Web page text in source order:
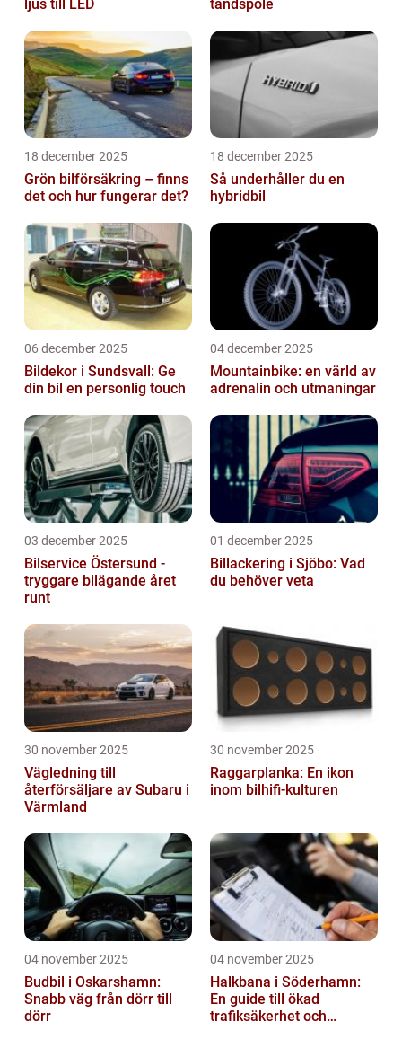
ljus till LED tändspole
18 december 2025
Grön bilförsäkring – finns
det och hur fungerar det?
18 december 2025
Så underhåller du en
hybridbil
06 december 2025
Bildekor i Sundsvall: Ge
din bil en personlig touch
04 december 2025
Mountainbike: en värld av
adrenalin och utmaningar
03 december 2025
Bilservice Östersund -
tryggare bilägande året
runt
01 december 2025
Billackering i Sjöbo: Vad
du behöver veta
30 november 2025
Vägledning till
återförsäljare av Subaru i
Värmland
30 november 2025
Raggarplanka: En ikon
inom bilhifi-kulturen
04 november 2025
Budbil i Oskarshamn:
Snabb väg från dörr till
dörr
04 november 2025
Halkbana i Söderhamn:
En guide till ökad
trafiksäkerhet och